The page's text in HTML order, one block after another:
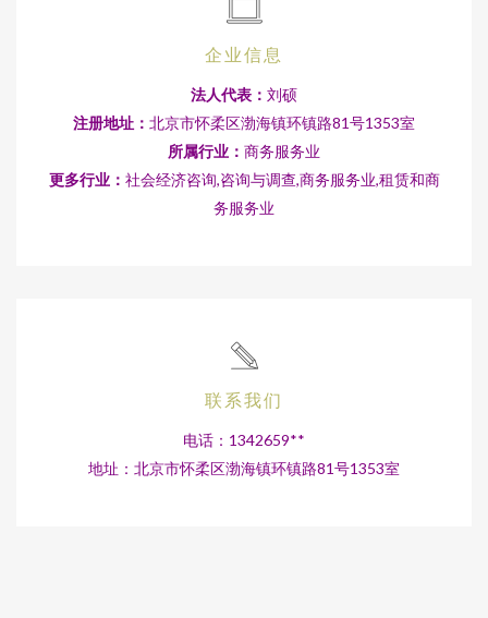
企业信息
法人代表： 刘硕
注册地址： 北京市怀柔区渤海镇环镇路81号1353室
所属行业： 商务服务业
更多行业： 社会经济咨询,咨询与调查,商务服务业,租赁和商
务服务业
联系我们
电话：1342659**
地址：北京市怀柔区渤海镇环镇路81号1353室